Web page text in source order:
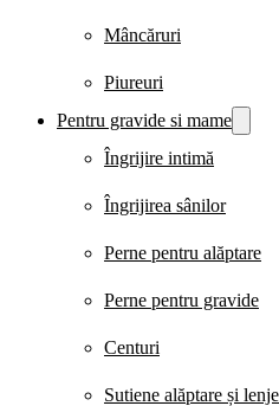
Mâncăruri
Piureuri
Pentru gravide si mame
Îngrijire intimă
Îngrijirea sânilor
Perne pentru alăptare
Perne pentru gravide
Centuri
Sutiene alăptare și